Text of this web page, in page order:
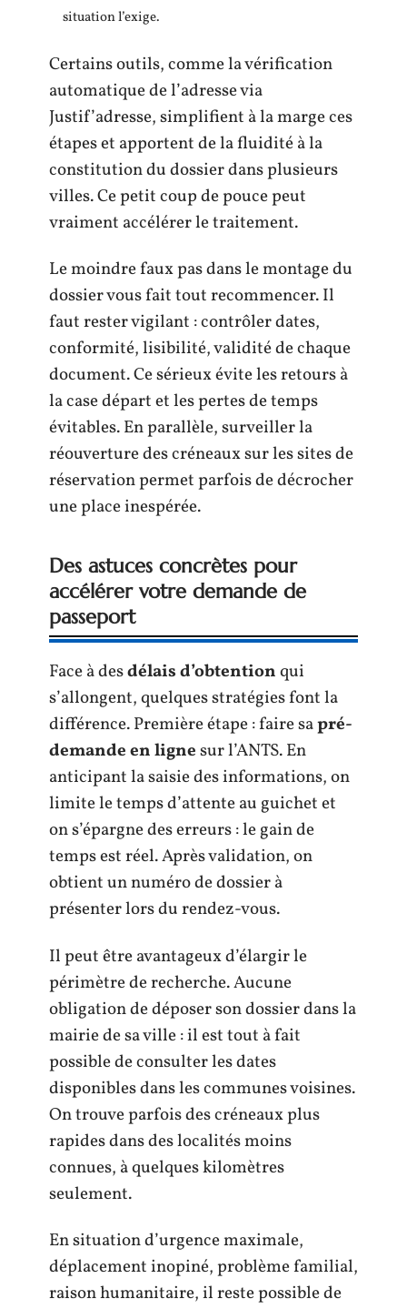
situation l’exige.
Certains outils, comme la vérification
automatique de l’adresse via
Justif’adresse, simplifient à la marge ces
étapes et apportent de la fluidité à la
constitution du dossier dans plusieurs
villes. Ce petit coup de pouce peut
vraiment accélérer le traitement.
Le moindre faux pas dans le montage du
dossier vous fait tout recommencer. Il
faut rester vigilant : contrôler dates,
conformité, lisibilité, validité de chaque
document. Ce sérieux évite les retours à
la case départ et les pertes de temps
évitables. En parallèle, surveiller la
réouverture des créneaux sur les sites de
réservation permet parfois de décrocher
une place inespérée.
Des astuces concrètes pour
accélérer votre demande de
passeport
Face à desdélais d’obtentionqui
s’allongent, quelques stratégies font la
différence. Première étape : faire sapré-
demande en lignesur l’ANTS. En
anticipant la saisie des informations, on
limite le temps d’attente au guichet et
on s’épargne des erreurs : le gain de
temps est réel. Après validation, on
obtient un numéro de dossier à
présenter lors du rendez-vous.
Il peut être avantageux d’élargir le
périmètre de recherche. Aucune
obligation de déposer son dossier dans la
mairie de sa ville : il est tout à fait
possible de consulter les dates
disponibles dans les communes voisines.
On trouve parfois des créneaux plus
rapides dans des localités moins
connues, à quelques kilomètres
seulement.
En situation d’urgence maximale,
déplacement inopiné, problème familial,
raison humanitaire, il reste possible de